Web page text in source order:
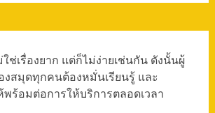
ช่เรื่องยาก แต่ก็ไม่ง่ายเช่นกัน ดังนั้นผู้
สมุดทุกคนต้องหมั่นเรียนรู้ และ
ร้อมต่อการให้บริการตลอดเวลา